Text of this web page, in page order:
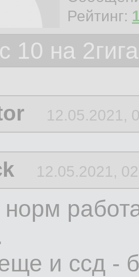
Рейтинг:
10 на
12.05.2021,
12.05.2021,
норм
и ссд -